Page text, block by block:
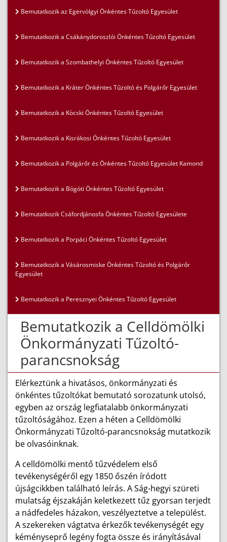
Bemutatkozik az Egervölgyi Önkéntes Tűzoltó Egyesület
Bemutatkozik a Csákánydoroszlói Önkéntes Tűzoltó Egyesület
Bemutatkozik a Szombathelyi Önkéntes Tűzoltó Egyesület
Bemutatkozik a Kráter Önkéntes Tűzoltó és Polgárőr Egyesület
Bemutatkozik a Köcski Önkéntes Tűzoltó Egyesület
Bemutatkozik a Kisrákosi Önkéntes Tűzoltó Egyesület
Bemutatkozik a Polgárőr és Önkéntes Tűzoltó Egyesület Kamond
Bemutatkozik a Bögöti Önkéntes Tűzoltó Egyesület
Bemutatkozik Csáfordjánosfa Önkéntes Tűzoltó Egyesülete
Bemutatkozik a Porpáci Önkéntes Tűzoltó Egyesület
Bemutatkozik a Vásárosmiske Önkéntes Tűzoltó és Polgárőr
Egyesület
Bemutatkozik a Peresznyei Önkéntes Tűzoltó Egyesület
Bemutatkozik a Celldömölki
Önkormányzati Tűzoltó-
parancsnokság
Elérkeztünk a hivatásos, önkormányzati és
önkéntes tűzoltókat bemutató sorozatunk utolsó,
egyben az ország legfiatalabb önkormányzati
tűzoltóságához. Ezen a héten a Celldömölki
Önkormányzati Tűzoltó-parancsnokság mutatkozik
be olvasóinknak.
A celldömölki mentő tűzvédelem első
tevékenységéről egy 1850 őszén íródott
újságcikkben található leírás. A Ság-hegyi szüreti
mulatság éjszakáján keletkezett tűz gyorsan terjedt
a nádfedeles házakon, veszélyeztetve a települést.
A szekereken vágtatva érkezők tevékenységét egy
kéményseprő legény fogta össze és irányításával